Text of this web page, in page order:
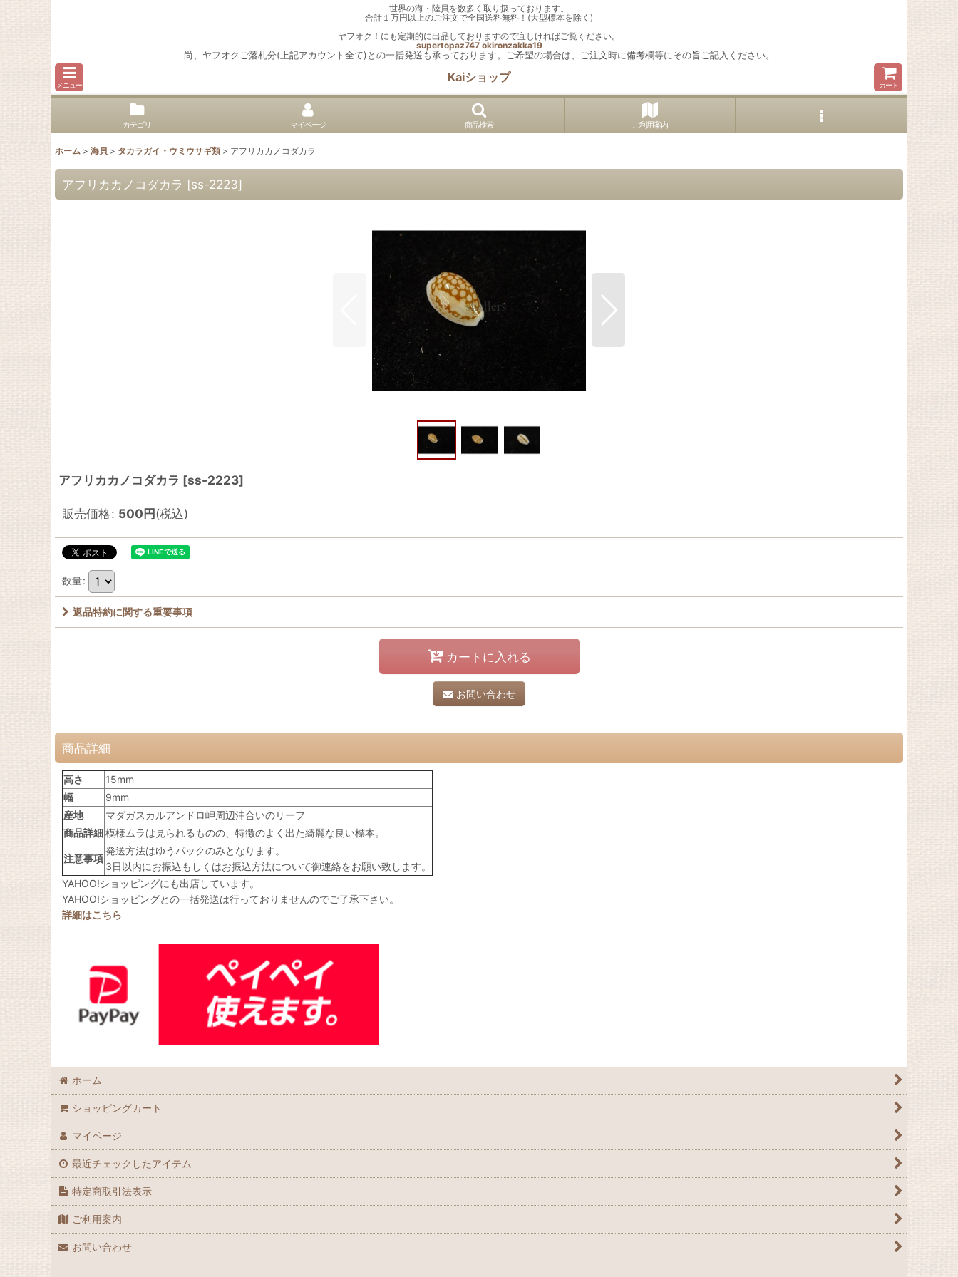
世界の海・陸貝を数多く取り扱っております。
合計１万円以上のご注文で全国送料無料！(大型標本を除く)
ヤフオク！にも定期的に出品しておりますので宜しければご覧ください。
supertopaz747 okironzakka19
尚、ヤフオクご落札分(上記アカウント全て)との一括発送も承っております。ご希望の場合は、ご注文時に備考欄等にその旨ご記入ください。
メニュー
Kaiショップ
カート
カテゴリ マイページ 商品検索 ご利用案内
ホーム > 海貝 > タカラガイ・ウミウサギ類 > アフリカカノコダカラ
アフリカカノコダカラ [ss-2223]
アフリカカノコダカラ [ss-2223]
販売価格: 500円(税込)
数量:
返品特約に関する重要事項
カートに入れる
お問い合わせ
商品詳細
高さ
15mm
幅
9mm
産地
マダガスカルアンドロ岬周辺沖合いのリーフ
商品詳細模様ムラは見られるものの、特徴のよく出た綺麗な良い標本。
注意事項
発送方法はゆうパックのみとなります。
3日以内にお振込もしくはお振込方法について御連絡をお願い致します。
YAHOO!ショッピングにも出店しています。
YAHOO!ショッピングとの一括発送は行っておりませんのでご了承下さい。
詳細はこちら
ホーム
ショッピングカート
マイページ
最近チェックしたアイテム
特定商取引法表示
ご利用案内
お問い合わせ